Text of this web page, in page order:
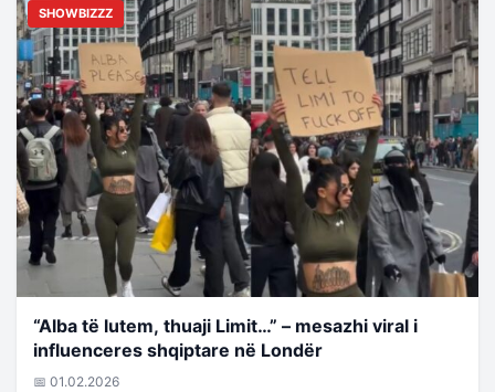
SHOWBIZZZ
“Alba të lutem, thuaji Limit…” – mesazhi viral i
influenceres shqiptare në Londër
📅 01.02.2026